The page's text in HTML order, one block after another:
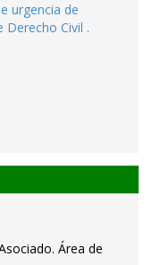
urgencia de
Derecho Civil .
Área de